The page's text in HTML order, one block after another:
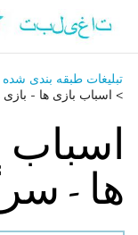
تبلیغات طبقه بندی شده
> اسباب‌ بازی ها -
اسباب‌
ها -